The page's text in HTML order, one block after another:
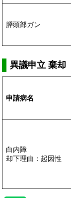
膵頭部ガン
異議申立 棄却
申請病名
白内障
却下理由：起因性